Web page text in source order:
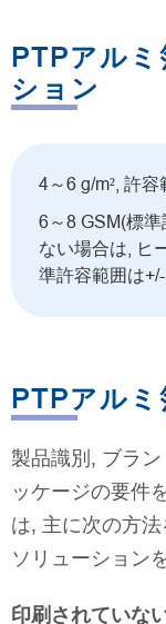
PTPアル
ション
4～6 g/m², 許容
6～8 GSM(標
ない場合は, ヒ
準許容範囲は
PTPアルミ
製品識別, ブラ
ッケージの要件
は, 主に次の方
ソリューション
印刷されていな